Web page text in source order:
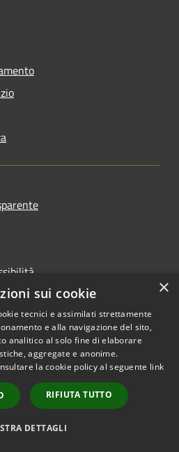
Copyright © 2026 • Comune di
Cerreto Guidi • Powered by
Municipium
Accesso
redazione
×
sui cookie
tecnici e assimilati strettamente
e alla navigazione del sito,
analitico al solo fine di elaborare
aggregate e anonime.
la cookie policy al seguente link
RIFIUTA TUTTO
DETTAGLI